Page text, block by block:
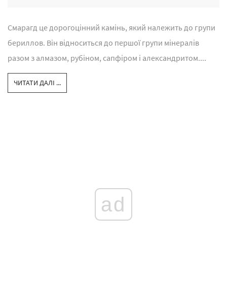
Смарагд це дорогоцінний камінь, який належить до групи
бериллов. Він відноситься до першої групи мінералів
разом з алмазом, рубіном, сапфіром і александритом....
ЧИТАТИ ДАЛІ ...
ad